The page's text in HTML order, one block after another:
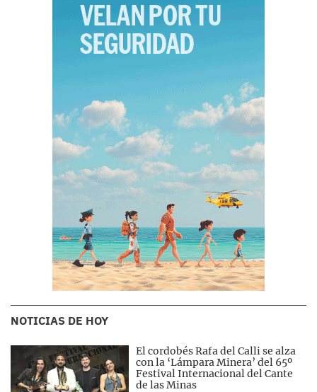
NOTICIAS DE HOY
El cordobés Rafa del Calli se alza
con la ‘Lámpara Minera’ del 65º
Festival Internacional del Cante
de las Minas